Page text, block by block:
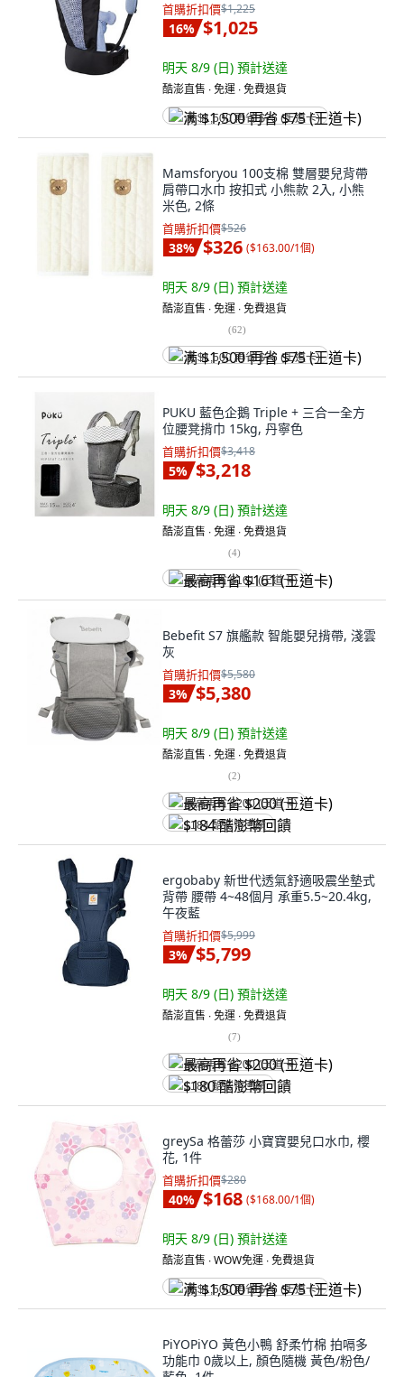
首購折扣價$1,225
16% $1,025
明天 8/9 (日) 預計送達
酷澎直售 ∙ 免運 ∙ 免費退貨
满 $1,500 再省 $75 (王道卡)
Mamsforyou 100支棉 雙層嬰兒背帶
肩帶口水巾 按扣式 小熊款 2入, 小熊
米色, 2條
首購折扣價$526
38% $326 ($163.00/1個)
明天 8/9 (日) 預計送達
酷澎直售 ∙ 免運 ∙ 免費退貨
(62)
满 $1,500 再省 $75 (王道卡)
PUKU 藍色企鵝 Triple + 三合一全方
位腰凳揹巾 15kg, 丹寧色
首購折扣價$3,418
5% $3,218
明天 8/9 (日) 預計送達
酷澎直售 ∙ 免運 ∙ 免費退貨
(4)
最高再省 $161 (王道卡)
Bebefit S7 旗艦款 智能嬰兒揹帶, 淺雲
灰
首購折扣價$5,580
3% $5,380
明天 8/9 (日) 預計送達
酷澎直售 ∙ 免運 ∙ 免費退貨
(2)
最高再省 $200 (王道卡)
$184 酷澎幣回饋
ergobaby 新世代透氣舒適吸震坐墊式
背帶 腰帶 4~48個月 承重5.5~20.4kg,
午夜藍
首購折扣價$5,999
3% $5,799
明天 8/9 (日) 預計送達
酷澎直售 ∙ 免運 ∙ 免費退貨
(7)
最高再省 $200 (王道卡)
$180 酷澎幣回饋
greySa 格蕾莎 小寶寶嬰兒口水巾, 櫻
花, 1件
首購折扣價$280
40% $168 ($168.00/1個)
明天 8/9 (日) 預計送達
酷澎直售 ∙ WOW免運 ∙ 免費退貨
满 $1,500 再省 $75 (王道卡)
PiYOPiYO 黃色小鴨 舒柔竹棉 拍嗝多
功能巾 0歲以上, 顏色隨機 黃色/粉色/